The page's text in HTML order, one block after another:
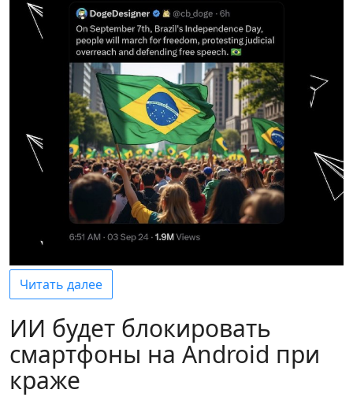
Читать далее
ИИ будет блокировать
смартфоны на Android при
краже